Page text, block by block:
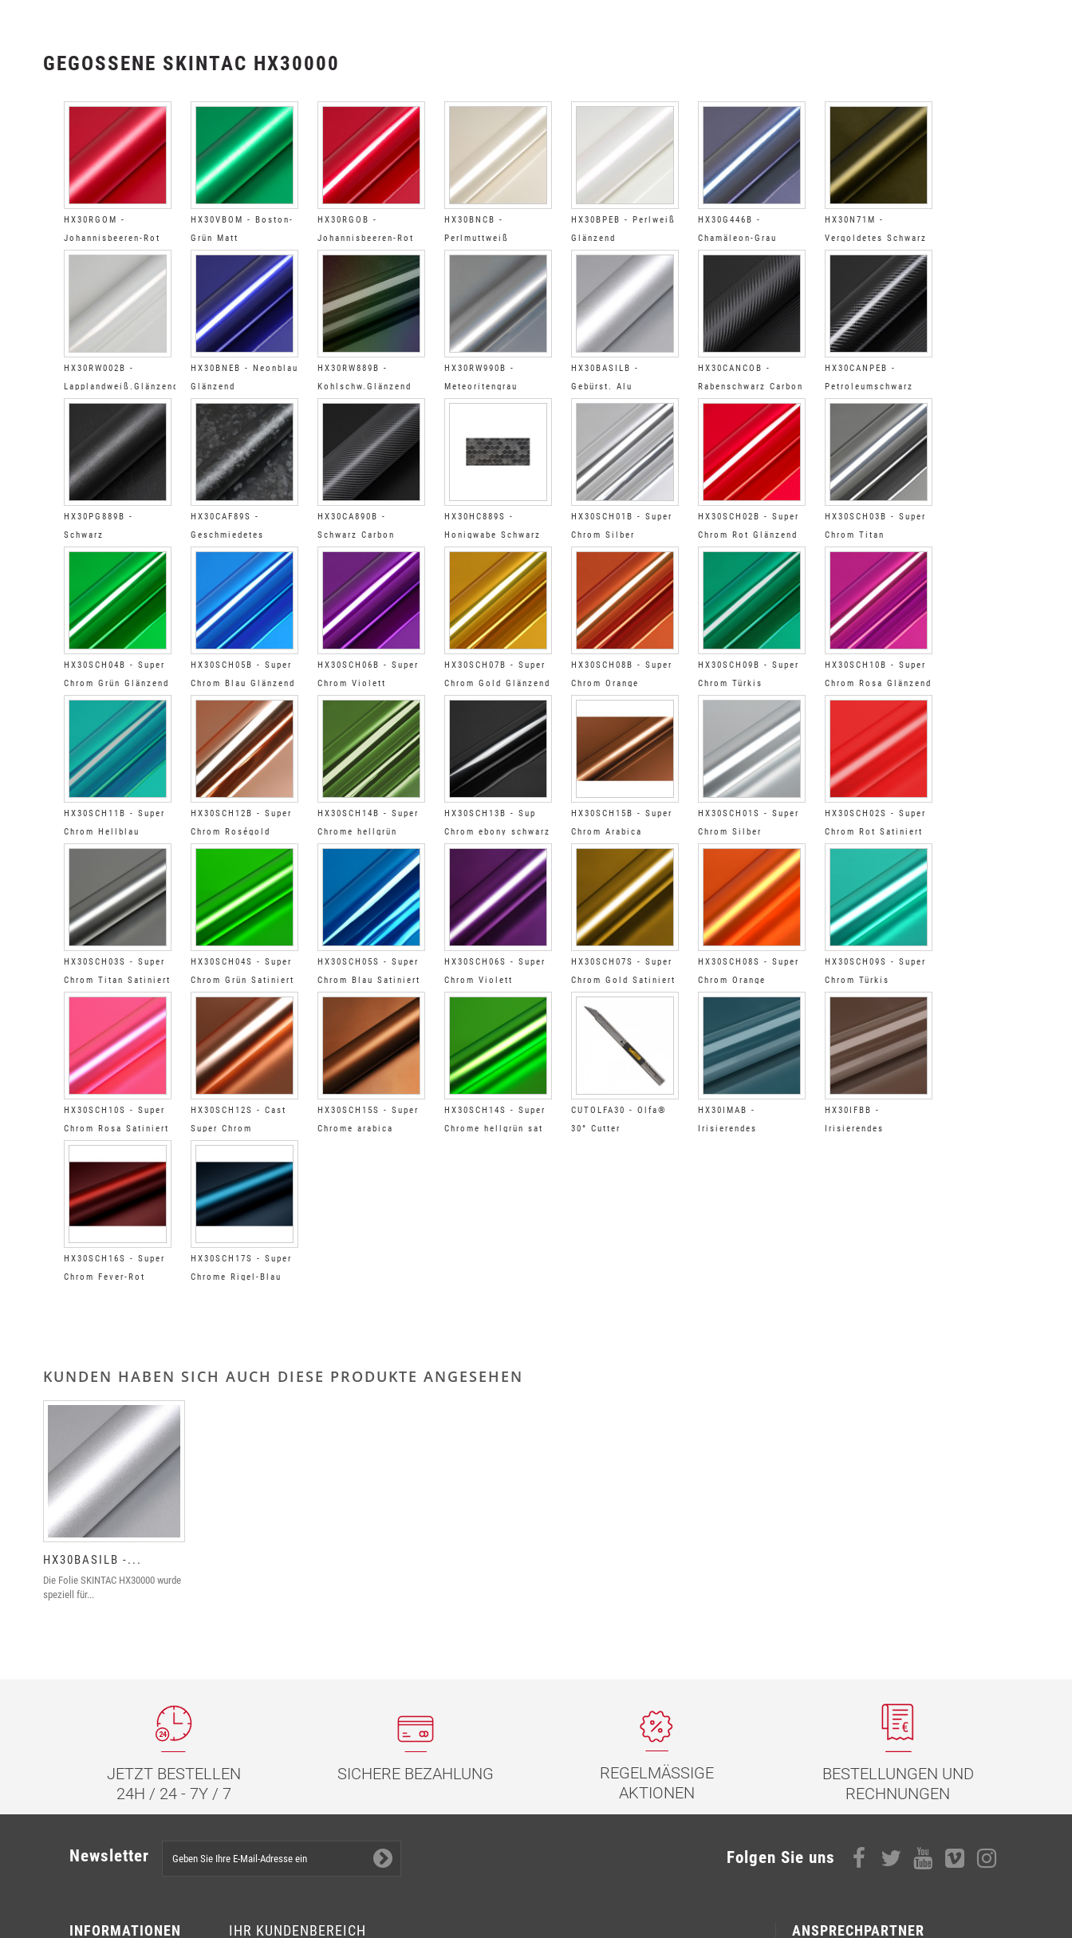
GEGOSSENE SKINTAC HX30000
HX30RGOM -
Johannisbeeren-Rot
Matt
HX30VBOM - Boston-
Grün Matt
HX30RGOB -
Johannisbeeren-Rot
Glänzend
HX30BNCB -
Perlmuttweiß
Glänzend
HX30BPEB - Perlweiß
Glänzend
HX30G446B -
Chamäleon-Grau
Glänzend
HX30N71M -
Vergoldetes Schwarz
Matt
HX30RW002B -
Lapplandweiß.Glänzend
Regenbogen
HX30BNEB - Neonblau
Glänzend
HX30RW889B -
Kohlschw.Glänzend
Regenbogeneff
HX30RW990B -
Meteoritengrau
Glänzend Regenbogen
HX30BASILB -
Gebürst. Alu
Glänzend
HX30CANCOB -
Rabenschwarz Carbon
Glänzend
HX30CANPEB -
Petroleumschwarz
Carbon Glänzend
HX30PG889B -
Schwarz
feinkörn.Leder
Glänzend
HX30CAF89S -
Geschmiedetes
Carbon sat schwa
HX30CA890B -
Schwarz Carbon
Glänzend
HX30HC889S -
Honigwabe Schwarz
Satin
HX30SCH01B - Super
Chrom Silber
Glänzend
HX30SCH02B - Super
Chrom Rot Glänzend
HX30SCH03B - Super
Chrom Titan
Glänzend
HX30SCH04B - Super
Chrom Grün Glänzend
HX30SCH05B - Super
Chrom Blau Glänzend
HX30SCH06B - Super
Chrom Violett
Glänzend
HX30SCH07B - Super
Chrom Gold Glänzend
HX30SCH08B - Super
Chrom Orange
Glänzend
HX30SCH09B - Super
Chrom Türkis
Glänzend
HX30SCH10B - Super
Chrom Rosa Glänzend
HX30SCH11B - Super
Chrom Hellblau
Glänzend
HX30SCH12B - Super
Chrom Roségold
glänzend
HX30SCH14B - Super
Chrome hellgrün
glänzend
HX30SCH13B - Sup
Chrom ebony schwarz
glänzend
HX30SCH15B - Super
Chrom Arabica
kupfert glänzend
HX30SCH01S - Super
Chrom Silber
Satiniert
HX30SCH02S - Super
Chrom Rot Satiniert
HX30SCH03S - Super
Chrom Titan Satiniert
HX30SCH04S - Super
Chrom Grün Satiniert
HX30SCH05S - Super
Chrom Blau Satiniert
HX30SCH06S - Super
Chrom Violett
Satiniert
HX30SCH07S - Super
Chrom Gold Satiniert
HX30SCH08S - Super
Chrom Orange
Satiniert
HX30SCH09S - Super
Chrom Türkis
Satiniert
HX30SCH10S - Super
Chrom Rosa Satiniert
HX30SCH12S - Cast
Super Chrom
Roségold Satin
HX30SCH15S - Super
Chrome arabica
HX30SCH14S - Super
Chrome hellgrün sat
CUTOLFA30 - Olfa®
30° Cutter
HX30IMAB -
Irisierendes
HX30IFBB -
Irisierendes
HX30SCH16S - Super
Chrom Fever-Rot
HX30SCH17S - Super
Chrome Rigel-Blau
KUNDEN HABEN SICH AUCH DIESE PRODUKTE ANGESEHEN
HX30BASILB -...
Die Folie SKINTAC HX30000 wurde
speziell für...
JETZT BESTELLEN
24H / 24 - 7Y / 7
SICHERE BEZAHLUNG
REGELMÄSSIGE
AKTIONEN
BESTELLUNGEN UND
RECHNUNGEN
Newsletter Folgen Sie uns
INFORMATIONEN IHR KUNDENBEREICH ANSPRECHPARTNER